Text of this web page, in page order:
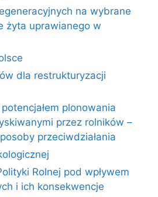
na wybrane
żyta uprawianego w
dla restrukturyzacji
plonowania
przez rolników –
przeciwdziałania
Rolnej pod wpływem
i ich konsekwencje